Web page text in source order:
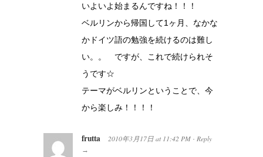
いよいよ始まるんですね！！！
ベルリンから帰国して1ヶ月、なかな
かドイツ語の勉強を続けるのは難し
い。。 ですが、これで続けられそ
うです☆
テーマがベルリンということで、今
から楽しみ！！！！
frutta 2010年3月17日 at 11:42 PM · Reply
→